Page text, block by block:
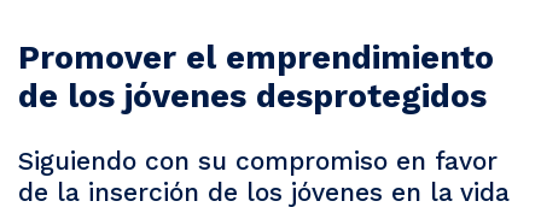
Promover el emprendimiento
de los jóvenes desprotegidos
Siguiendo con su compromiso en favor
de la inserción de los jóvenes en la vida